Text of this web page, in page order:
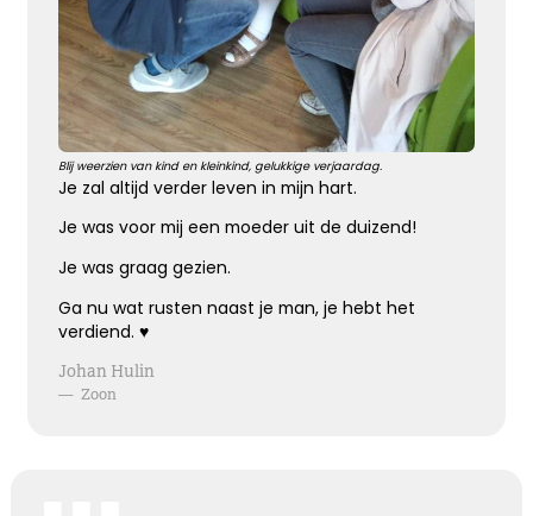
Blij weerzien van kind en kleinkind, gelukkige verjaardag.
Je zal altijd verder leven in mijn hart.
Je was voor mij een moeder uit de duizend!
Je was graag gezien.
Ga nu wat rusten naast je man, je hebt het
verdiend. ♥️
Johan Hulin
— Zoon
Kies dit gedicht
Het grote gemis
Hoe verdrietig
Dat diegene die zo dierbaar was
Kies dit gedicht